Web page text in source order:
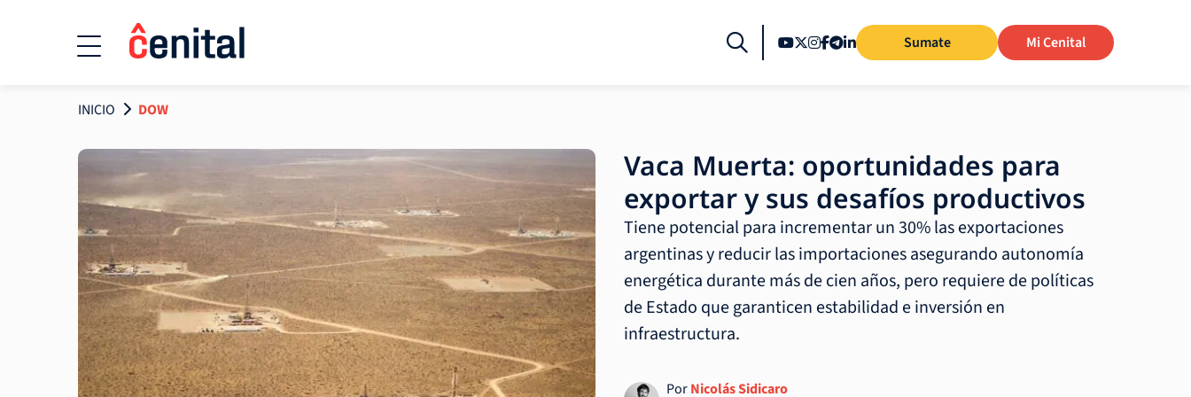
Sumate Mi Cenital
INICIO DOW
Vaca Muerta: oportunidades para
exportar y sus desafíos productivos
Tiene potencial para incrementar un 30% las exportaciones
argentinas y reducir las importaciones asegurando autonomía
energética durante más de cien años, pero requiere de políticas
de Estado que garanticen estabilidad e inversión en
infraestructura.
PorNicolás Sidicaro